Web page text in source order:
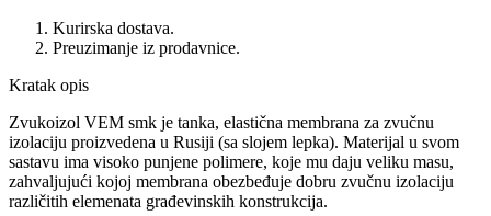
Kurirska dostava.
Preuzimanje iz prodavnice.
Kratak opis
Zvukoizol VEM smk je tanka, elastična membrana za zvučnu
izolaciju proizvedena u Rusiji (sa slojem lepka). Materijal u svom
sastavu ima visoko punjene polimere, koje mu daju veliku masu,
zahvaljujući kojoj membrana obezbeđuje dobru zvučnu izolaciju
različitih elemenata građevinskih konstrukcija.